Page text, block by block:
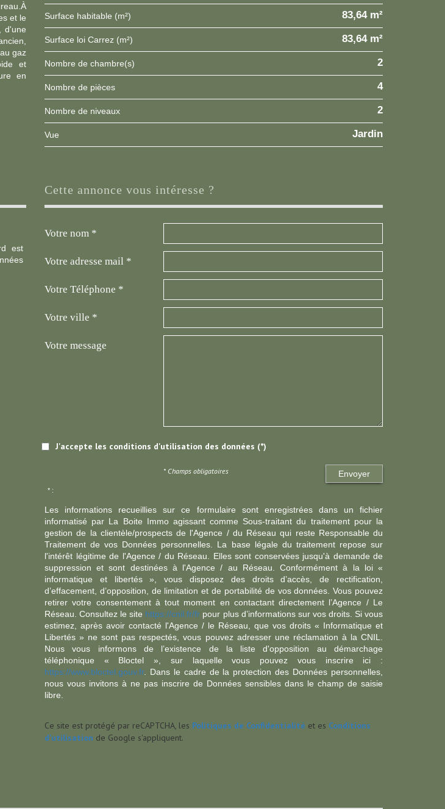
et le
d'une
gaz
et
en
Surface habitable (m²) 83,64 m²
Surface loi Carrez (m²) 83,64 m²
Nombre de chambre(s) 2
Nombre de pièces 4
Nombre de niveaux 2
Vue Jardin
est
cette annonce vous intéresse ?
Votre nom *
Votre adresse mail *
Votre Téléphone *
Votre ville *
Votre message
J'accepte les conditions d'utilisation des données (*)
Envoyer
* Champs obligatoires
* :
Les informations recueillies sur ce formulaire sont enregistrées dans un fichier
informatisé par La Boite Immo agissant comme Sous-traitant du traitement pour la
gestion de la clientèle/prospects de l'Agence / du Réseau qui reste Responsable du
Traitement de vos Données personnelles. La base légale du traitement repose sur
l'intérêt légitime de l'Agence / du Réseau. Elles sont conservées jusqu'à demande de
suppression et sont destinées à l'Agence / au Réseau. Conformément à la loi «
informatique et libertés », vous disposez des droits d’accès, de rectification,
d’effacement, d’opposition, de limitation et de portabilité de vos données. Vous pouvez
retirer votre consentement à tout moment en contactant directement l’Agence / Le
Réseau. Consultez le site https://cnil.fr/fr pour plus d’informations sur vos droits. Si vous
estimez, après avoir contacté l'Agence / le Réseau, que vos droits « Informatique et
Libertés » ne sont pas respectés, vous pouvez adresser une réclamation à la CNIL.
Nous vous informons de l’existence de la liste d'opposition au démarchage
téléphonique « Bloctel », sur laquelle vous pouvez vous inscrire ici :
https://www.bloctel.gouv.fr. Dans le cadre de la protection des Données personnelles,
nous vous invitons à ne pas inscrire de Données sensibles dans le champ de saisie
libre.
Ce site est protégé par reCAPTCHA, les Politiques de Confidentialité et es Conditions
d'utilisation de Google s'appliquent.